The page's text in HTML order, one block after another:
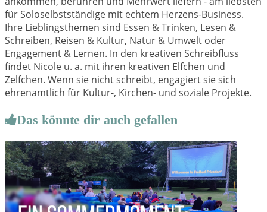
für Soloselbstständige mit echtem Herzens-Business.
Ihre Lieblingsthemen sind Essen & Trinken, Lesen &
Schreiben, Reisen & Kultur, Natur & Umwelt oder
Engagement & Lernen. In den kreativen Schreibfluss
findet Nicole u. a. mit ihren kreativen Elfchen und
Zelfchen. Wenn sie nicht schreibt, engagiert sie sich
ehrenamtlich für Kultur-, Kirchen- und soziale Projekte.
Das könnte dir auch gefallen